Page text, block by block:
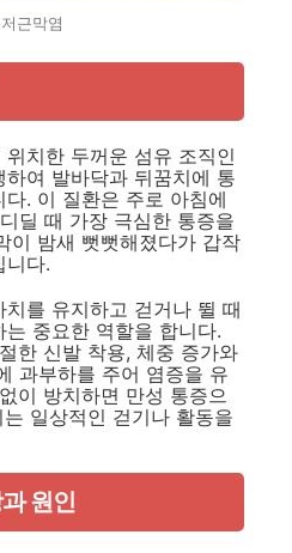
근막염
치한 두꺼운 섬유 조직인
여 발바닥과 뒤꿈치에 통
. 이 질환은 주로 아침에
딜 때 가장 극심한 통증을
이 밤새 뻣뻣해졌다가 갑작
니다.
를 유지하고 걷거나 뛸 때
중요한 역할을 합니다.
한 신발 착용, 체중 증가와
과부하를 주어 염증을 유
이 방치하면 만성 통증으
일상적인 걷기나 활동을
원인